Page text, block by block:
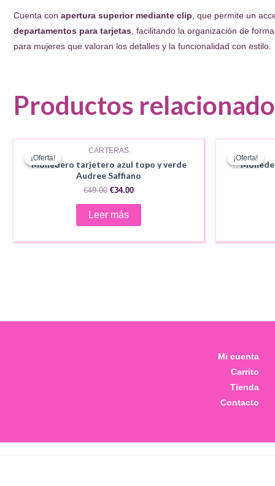
Cuenta con apertura superior mediante clip , que permite un
departamentos para tarjetas , facilitando la organización de
para mujeres que valoran los detalles y la funcionalidad con estilo.
Productos
¡Oferta!
AGOTADO
¡Oferta!
CARTERAS
Monedero tarjetero azul topo y verde
Audree Saffiano
€49.00 El
original
era:
€34.00El
Leer más
¡Oferta!
¡Oferta!
Mi cuenta
Carrito
Tienda
Contacto